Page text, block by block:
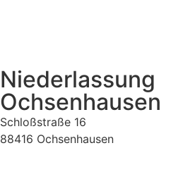
Niederlassung
Ochsenhausen
Schloßstraße 16
88416 Ochsenhausen